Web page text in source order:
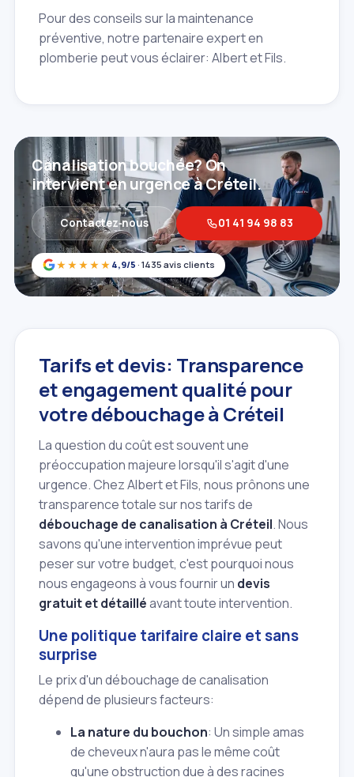
Pour des conseils sur la maintenance
préventive, notre partenaire expert en
plomberie peut vous éclairer: Albert et Fils.
★★★★★ 4,9/5 · 1435 avis clients
Canalisation bouchée? On
intervient en urgence à Créteil.
Contactez‑nous 01 41 94 98 83
Tarifs et devis: Transparence
et engagement qualité pour
votre débouchage à Créteil
La question du coût est souvent une
préoccupation majeure lorsqu'il s'agit d'une
urgence. Chez Albert et Fils, nous prônons une
transparence totale sur nos tarifs de
débouchage de canalisation à Créteil. Nous
savons qu'une intervention imprévue peut
peser sur votre budget, c'est pourquoi nous
nous engageons à vous fournir un devis
gratuit et détailléavant toute intervention.
Une politique tarifaire claire et sans
surprise
Le prix d'un débouchage de canalisation
dépend de plusieurs facteurs:
La nature du bouchon: Un simple amas
de cheveux n'aura pas le même coût
qu'une obstruction due à des racines